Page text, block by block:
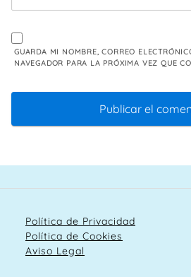
GUARDA MI NOMBRE, CORREO
NAVEGADOR PARA LA PRÓXIMA VEZ QUE
Política de Privacidad
Política de Cookies
Aviso Legal